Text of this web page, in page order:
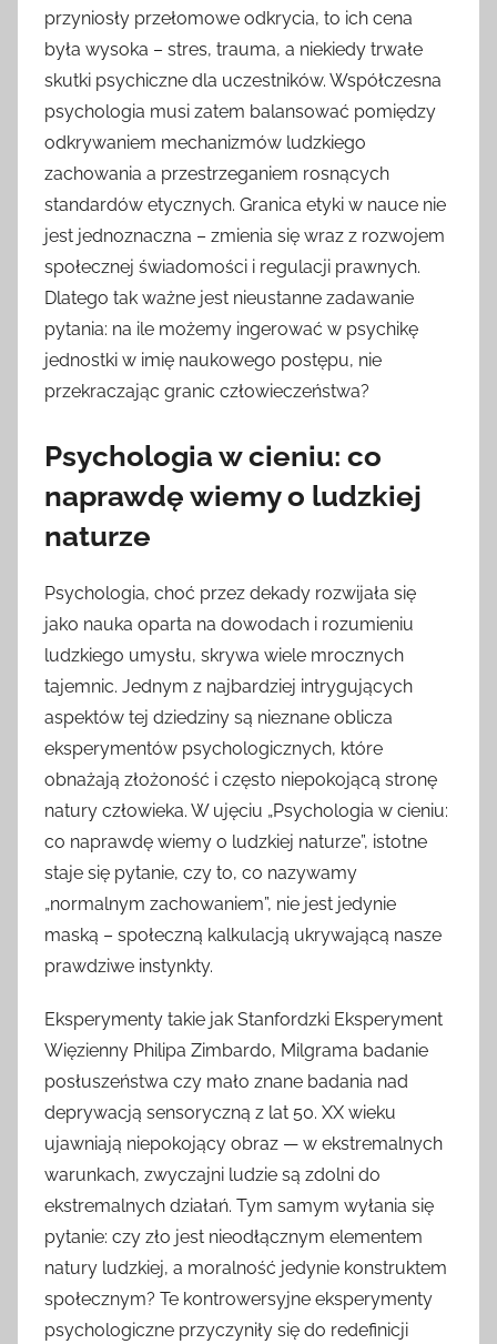
przyniosły przełomowe odkrycia, to ich cena
była wysoka – stres, trauma, a niekiedy trwałe
skutki psychiczne dla uczestników. Współczesna
psychologia musi zatem balansować pomiędzy
odkrywaniem mechanizmów ludzkiego
zachowania a przestrzeganiem rosnących
standardów etycznych. Granica etyki w nauce nie
jest jednoznaczna – zmienia się wraz z rozwojem
społecznej świadomości i regulacji prawnych.
Dlatego tak ważne jest nieustanne zadawanie
pytania: na ile możemy ingerować w psychikę
jednostki w imię naukowego postępu, nie
przekraczając granic człowieczeństwa?
Psychologia w cieniu: co
naprawdę wiemy o ludzkiej
naturze
Psychologia, choć przez dekady rozwijała się
jako nauka oparta na dowodach i rozumieniu
ludzkiego umysłu, skrywa wiele mrocznych
tajemnic. Jednym z najbardziej intrygujących
aspektów tej dziedziny są nieznane oblicza
eksperymentów psychologicznych, które
obnażają złożoność i często niepokojącą stronę
natury człowieka. W ujęciu „Psychologia w cieniu:
co naprawdę wiemy o ludzkiej naturze”, istotne
staje się pytanie, czy to, co nazywamy
„normalnym zachowaniem”, nie jest jedynie
maską – społeczną kalkulacją ukrywającą nasze
prawdziwe instynkty.
Eksperymenty takie jak Stanfordzki Eksperyment
Więzienny Philipa Zimbardo, Milgrama badanie
posłuszeństwa czy mało znane badania nad
deprywacją sensoryczną z lat 50. XX wieku
ujawniają niepokojący obraz — w ekstremalnych
warunkach, zwyczajni ludzie są zdolni do
ekstremalnych działań. Tym samym wyłania się
pytanie: czy zło jest nieodłącznym elementem
natury ludzkiej, a moralność jedynie konstruktem
społecznym? Te kontrowersyjne eksperymenty
psychologiczne przyczyniły się do redefinicji